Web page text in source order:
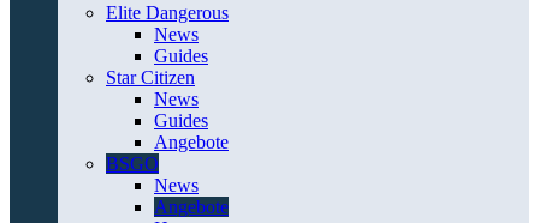
Elite Dangerous
News
Guides
Star Citizen
News
Guides
Angebote
BSGO
News
Angebote